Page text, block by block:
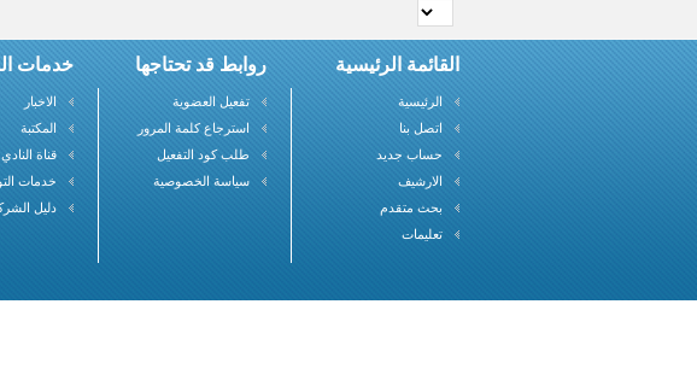
القائمة الرئيسية
الرئيسية
اتصل بنا
حساب جديد
الارشيف
بحث متقدم
تعليمات
روابط قد تحتاجها
تفعيل العضوية
استرجاع كلمة المرور
طلب كود التفعيل
سياسة الخصوصية
خدمات
الاخبار
المكتبة
قناة النادي
خدمات
دليل